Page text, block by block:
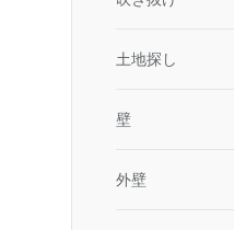
土地探し
壁
外壁